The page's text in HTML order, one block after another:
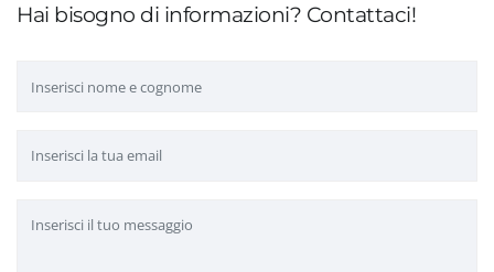
Hai bisogno di informazioni? Contattaci!